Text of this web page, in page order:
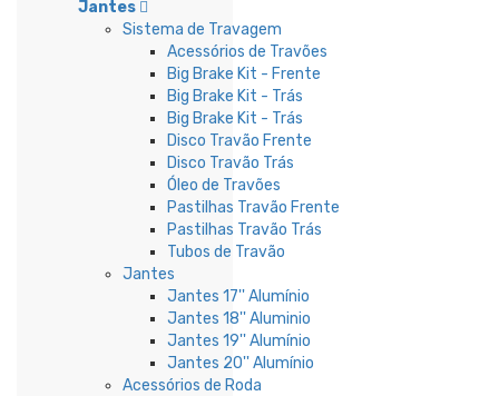
Jantes
Sistema de Travagem
Acessórios de Travões
Big Brake Kit - Frente
Big Brake Kit - Trás
Big Brake Kit - Trás
Disco Travão Frente
Disco Travão Trás
Óleo de Travões
Pastilhas Travão Frente
Pastilhas Travão Trás
Tubos de Travão
Jantes
Jantes 17'' Alumínio
Jantes 18'' Aluminio
Jantes 19'' Alumínio
Jantes 20'' Alumínio
Acessórios de Roda